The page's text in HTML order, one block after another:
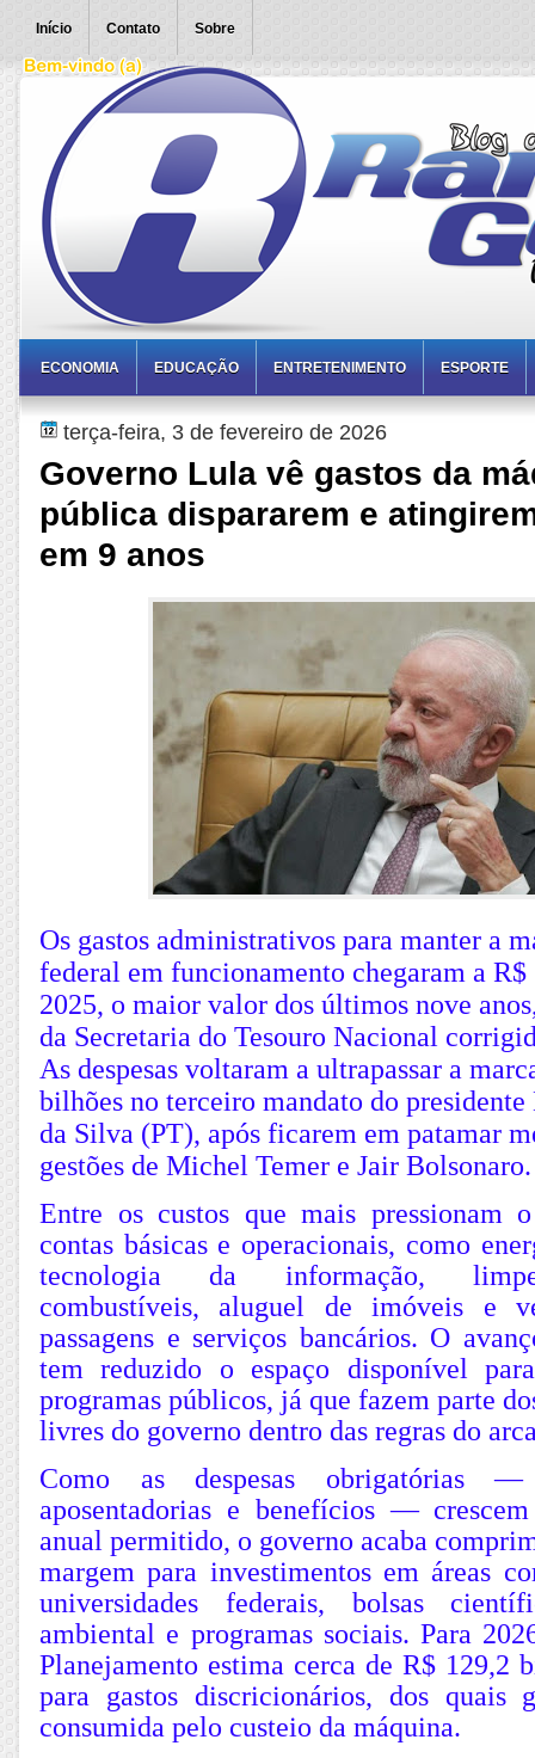
Início Contato Sobre
ECONOMIA EDUCAÇÃO ENTRETENIMENTO ESPORTE
terça-feira, 3 de fevereiro de 2026
Governo Lula vê gastos da
pública dispararem e
em 9 anos
Os gastos administrativos para manter a
federal em funcionamento chegaram a
2025, o maior valor dos últimos nove
da Secretaria do Tesouro Nacional
As despesas voltaram a ultrapassar a
bilhões no terceiro mandato do
da Silva (PT), após ficarem em patamar
gestões de Michel Temer e Jair Bolsonaro.
Entre os custos que mais pressionam
contas básicas e operacionais, como
tecnologia da informação,
combustíveis, aluguel de imóveis e
passagens e serviços bancários. O
tem reduzido o espaço disponível
programas públicos, já que fazem parte
livres do governo dentro das regras do
Como as despesas obrigatórias
aposentadorias e benefícios —
anual permitido, o governo acaba
margem para investimentos em áreas
universidades federais, bolsas
ambiental e programas sociais. Para
Planejamento estima cerca de R$ 129,2
para gastos discricionários, dos quais
consumida pelo custeio da máquina.